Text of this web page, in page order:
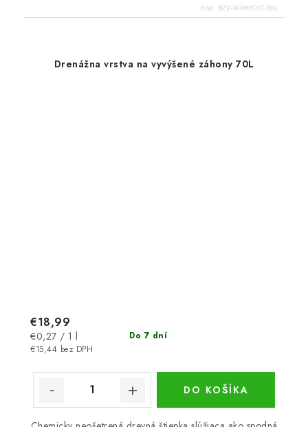
Kód: BZV-KOMPOST-50L
Drenážna vrstva na vyvýšené záhony 70L
Do 7 dní
€15,44 bez DPH
€18,99
Jednotková
cena:
€0,27 / 1 l
DO KOŠÍKA